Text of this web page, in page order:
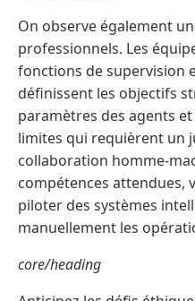
On observe également
professionnels. Les
fonctions de supervision
définissent les objectifs
paramètres des agents
limites qui requièrent un
collaboration homme-
compétences attendues,
piloter des systèmes
manuellement les
core/heading